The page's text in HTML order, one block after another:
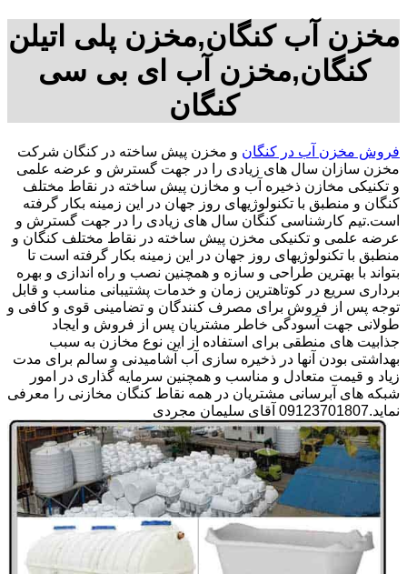
مخزن آب کنگان,مخزن پلی اتیلن
کنگان,مخزن آب ای بی سی
کنگان
فروش مخزن آب در کنگان و مخزن پیش ساخته در کنگان شرکت
مخزن سازان سال های زیادی را در جهت گسترش و عرضه علمی
و تکنیکی مخازن ذخیره آب و مخازن پیش ساخته در نقاط مختلف
کنگان و منطبق با تکنولوژیهای روز جهان در این زمینه بکار گرفته
است.تیم کارشناسی کنگان سال های زیادی را در جهت گسترش و
عرضه علمی و تکنیکی مخزن پیش ساخته در نقاط مختلف کنگان و
منطبق با تکنولوژیهای روز جهان در این زمینه بکار گرفته است تا
بتواند با بهترین طراحی و سازه و همچنین نصب و راه اندازی و بهره
برداری سریع در کوتاهترین زمان و خدمات پشتیبانی مناسب و قابل
توجه پس از فروش برای مصرف کنندگان و تضامینی قوی و کافی و
طولانی جهت آسودگی خاطر مشتریان پس از فروش و ایجاد
جذابیت های منطقی برای استفاده از این نوع مخازن به سبب
بهداشتی بودن آنها در ذخیره سازی آب آشامیدنی و سالم برای مدت
زیاد و قیمت متعادل و مناسب و همچنین سرمایه گذاری در امور
شبکه های آبرسانی مشتریان در همه نقاط کنگان مخازنی را معرفی
نماید.09123701807 آقای سلیمان مجردی